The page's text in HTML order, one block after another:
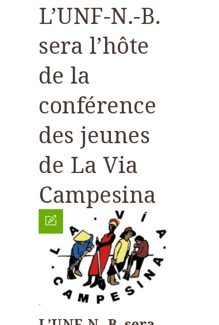
L’UNF-N.-B.
sera l’hôte
de la
conférence
des jeunes
de La Via
Campesina